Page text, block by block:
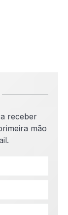
receber
mão